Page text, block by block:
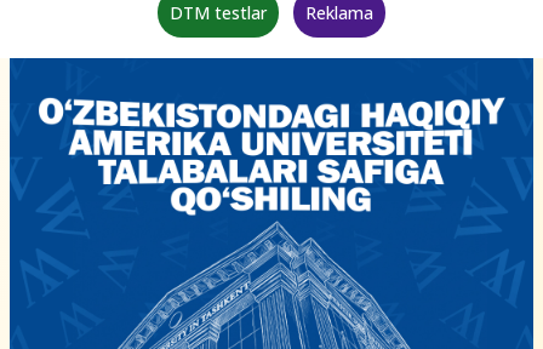
DTM testlar Reklama